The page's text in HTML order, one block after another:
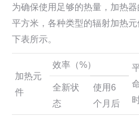
为确保使用足够的热量，加热
平方米，各种类型的辐射加热
下表所示。
加热元
件
效率（%）
全新状
态
使用6
个月后